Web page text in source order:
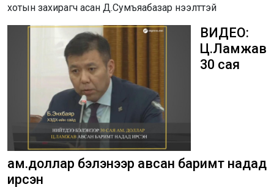
хотын захирагч асан Д.Сумъяабазар нээлттэй
ВИДЕО:
Ц.Ламжав
30 сая
ам.доллар бэлэнээр авсан баримт надад
ирсэн